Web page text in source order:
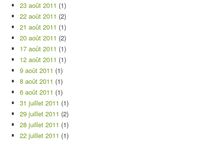
23 août 2011 (1)
22 août 2011 (2)
21 août 2011 (1)
20 août 2011 (2)
17 août 2011 (1)
12 août 2011 (1)
9 août 2011 (1)
8 août 2011 (1)
6 août 2011 (1)
31 juillet 2011 (1)
29 juillet 2011 (2)
28 juillet 2011 (1)
22 juillet 2011 (1)